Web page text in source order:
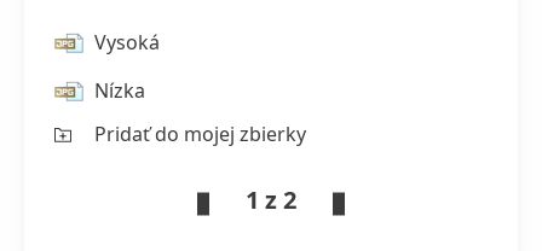
Vysoká
Nízka
Pridať do mojej zbierky
1 z 2